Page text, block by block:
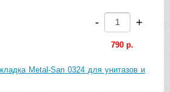
Metal-San 0324 для унитазов и
- +
790 р.